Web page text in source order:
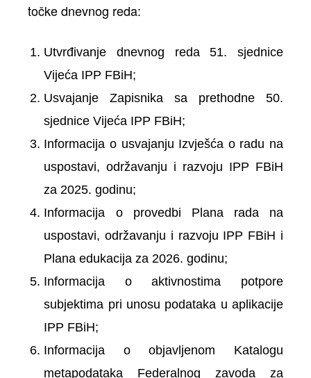
točke dnevnog reda:
Utvrđivanje dnevnog reda 51. sjednice
Vijeća IPP FBiH;
Usvajanje Zapisnika sa prethodne 50.
sjednice Vijeća IPP FBiH;
Informacija o usvajanju Izvješća o radu na
uspostavi, održavanju i razvoju IPP FBiH
za 2025. godinu;
Informacija o provedbi Plana rada na
uspostavi, održavanju i razvoju IPP FBiH i
Plana edukacija za 2026. godinu;
Informacija o aktivnostima potpore
subjektima pri unosu podataka u aplikacije
IPP FBiH;
Informacija o objavljenom Katalogu
metapodataka Federalnog zavoda za